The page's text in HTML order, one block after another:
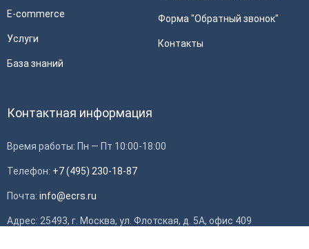
E-commerce
Услуги
База знаний
Форма "Обратный звонок"
Контакты
Контактная информация
Время работы: Пн — Пт 10:00-18:00
Телефон: +7 (495) 230-18-87
Почта: info@ecrs.ru
Адрес: 25493, г. Москва, ул. Флотская, д. 5А, офис 409